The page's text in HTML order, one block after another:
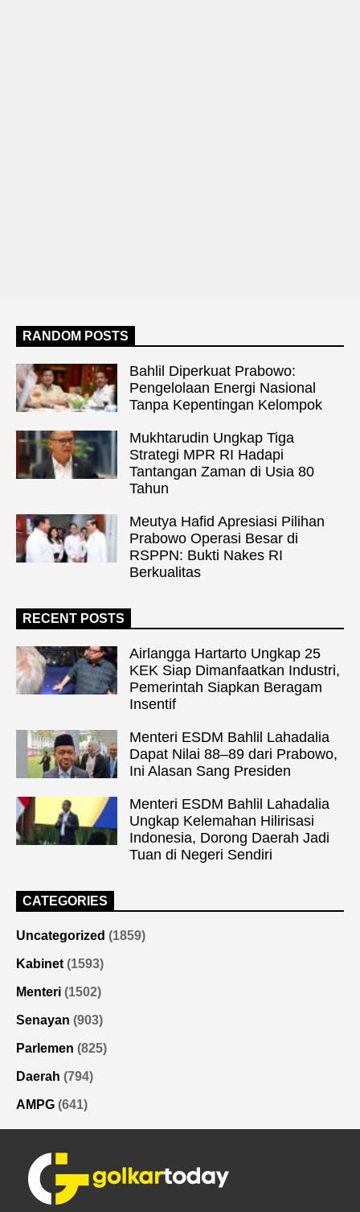
RANDOM POSTS
Bahlil Diperkuat Prabowo:
Pengelolaan Energi Nasional
Tanpa Kepentingan Kelompok
Mukhtarudin Ungkap Tiga
Strategi MPR RI Hadapi
Tantangan Zaman di Usia 80
Tahun
Meutya Hafid Apresiasi Pilihan
Prabowo Operasi Besar di
RSPPN: Bukti Nakes RI
Berkualitas
RECENT POSTS
Airlangga Hartarto Ungkap 25
KEK Siap Dimanfaatkan Industri,
Pemerintah Siapkan Beragam
Insentif
Menteri ESDM Bahlil Lahadalia
Dapat Nilai 88–89 dari Prabowo,
Ini Alasan Sang Presiden
Menteri ESDM Bahlil Lahadalia
Ungkap Kelemahan Hilirisasi
Indonesia, Dorong Daerah Jadi
Tuan di Negeri Sendiri
CATEGORIES
Uncategorized (1859)
Kabinet (1593)
Menteri (1502)
Senayan (903)
Parlemen (825)
Daerah (794)
AMPG (641)